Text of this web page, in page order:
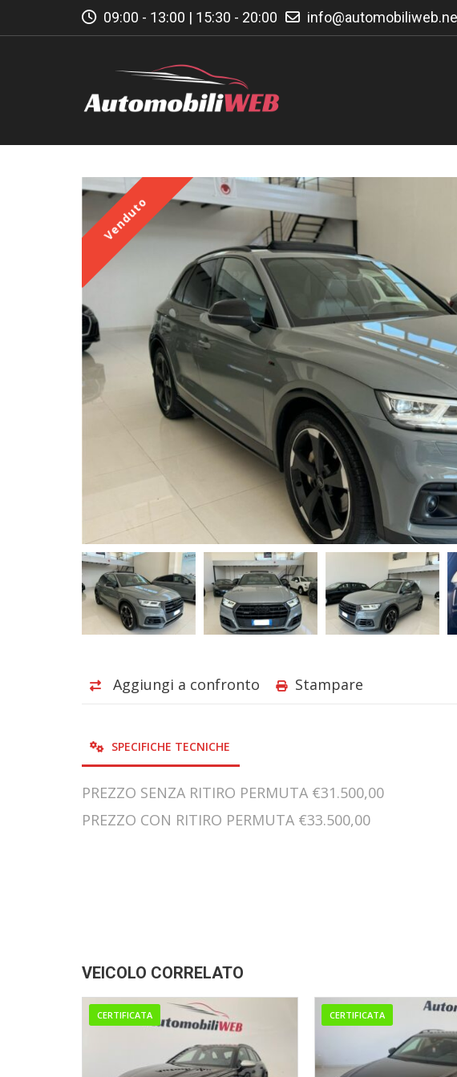
09:00 - 13:00 | 15:30 - 20:00
Venduto
Aggiungi a confronto Stampare
SPECIFICHE TECNICHE
PREZZO SENZA RITIRO PERMUTA €31.500,00
PREZZO CON RITIRO PERMUTA €33.500,00
VEICOLO CORRELATO
CERTIFICATA CERTIFICATA